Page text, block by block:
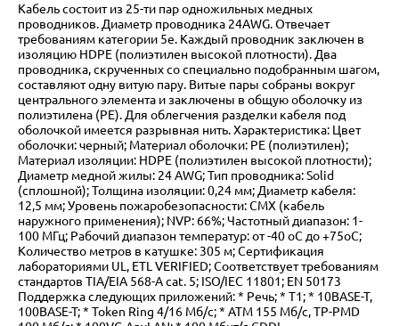
Кабель состоит из 25-ти пар одножильных медных
проводников. Диаметр проводника 24AWG. Отвечает
требованиям категории 5е. Каждый проводник заключен в
изоляцию HDPE (полиэтилен высокой плотности). Два
проводника, скрученных со специально подобранным шагом,
составляют одну витую пару. Витые пары собраны вокруг
центрального элемента и заключены в общую оболочку из
полиэтилена (PE). Для облегчения разделки кабеля под
оболочкой имеется разрывная нить. Характеристика: Цвет
оболочки: черный; Материал оболочки: PE (полиэтилен);
Материал изоляции: HDPE (полиэтилен высокой плотности);
Диаметр медной жилы: 24 AWG; Тип проводника: Solid
(сплошной); Толщина изоляции: 0,24 мм; Диаметр кабеля:
12,5 мм; Уровень пожаробезопасности: CMX (кабель
наружного применения); NVP: 66%; Частотный диапазон: 1-
100 МГц; Рабочий диапазон температур: oт -40 oС до +75oС;
Количество метров в катушке: 305 м; Сертификация
лабораториями UL, ETL VERIFIED; Соответствует требованиям
стандартов TIA/EIA 568-A cat. 5; ISO/IEC 11801; EN 50173
Поддержка следующих приложений: * Речь; * Т1; * 10BASE-T,
100BASE-T; * Token Ring 4/16 Мб/с; * АТМ 155 Мб/с, TP-PMD